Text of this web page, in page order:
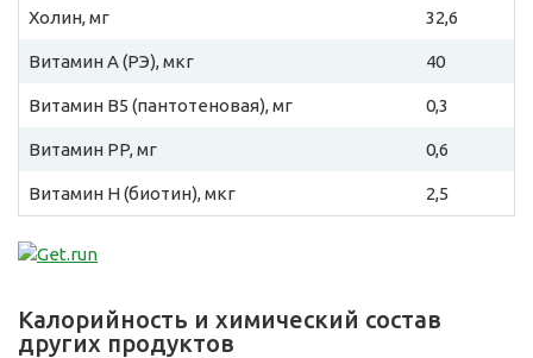
Холин, мг 32,6
Витамин A (РЭ), мкг 40
Витамин B5 (пантотеновая), мг 0,3
Витамин PP, мг 0,6
Витамин H (биотин), мкг 2,5
Калорийность и химический состав
других продуктов